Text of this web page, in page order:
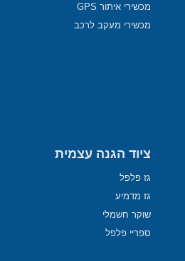
מכשירי איתור GPS
מכשירי מעקב לרכב
ציוד הגנה עצמית
גז פלפל
גז מדמיע
שוקר חשמלי
ספריי פלפל